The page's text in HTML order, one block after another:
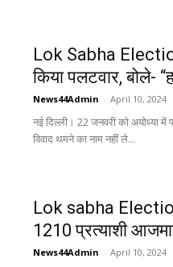
Lok Sabha
किया पलटवार, बोले-
News44Admin - April 10, 2024
नई दिल्ली। 22 जनवरी को अयोध्या में
विवाद थमने का नाम नहीं ले...
Lok sabha
1210 प्रत्याशी
News44Admin - April 10, 2024